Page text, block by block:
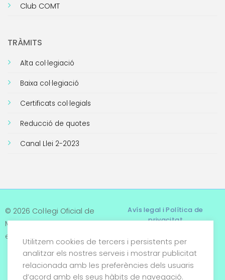
Club COMT
TRÀMITS
Alta col·legiació
Baixa col·legiació
Certificats col·legials
Reducció de quotes
Canal Llei 2-2023
© 2026 Col·legi Oficial de
Metges de Tarragona. Tots
els drets reservats
Avís legal i Política de
privacitat
Termes i condicions
Política de cookies
Utilitzem cookies de tercers i persistents per
analitzar els nostres serveis i mostrar publicitat
relacionada amb les preferències dels usuaris
d’acord amb els seus hàbits de navegació.